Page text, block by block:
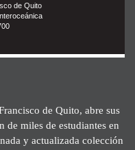
de Quito
de Quito, abre sus
de miles de estudiantes en
y actualizada colección